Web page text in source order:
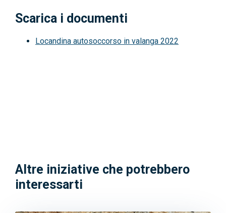
Scarica i documenti
Locandina autosoccorso in valanga 2022
Altre iniziative che potrebbero
interessarti